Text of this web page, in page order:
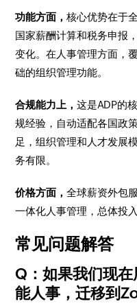
功能方面，核心优势在于
国家薪酬计算和税务申报
变化。在人事管理方面，
础的组织管理功能。
合规能力上，这是ADP的
规经验，自动适配各国政
足，组织管理和人才发展
务有限。
价格方面，全球薪资外包
一体化人事管理，总体投入
常见问题解答
Q：如果我们现
能人事，迁移到